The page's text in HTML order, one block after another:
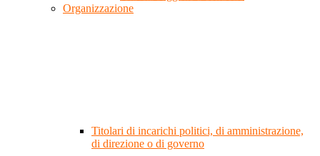
Organizzazione
Titolari di incarichi politici, di amministrazione,
di direzione o di governo